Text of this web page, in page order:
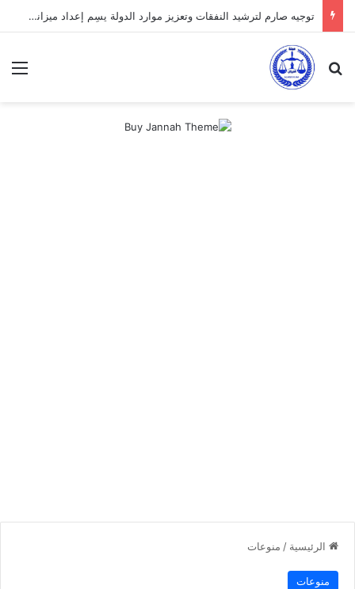
توجيه صارم لترشيد النفقات وتعزيز موارد الدولة يسِم إعداد ميزانية 2027
بحث عن
الرئيسية / منوعات
منوعات